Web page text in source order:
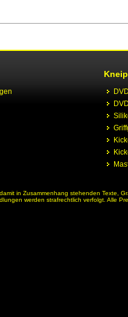
in Zusammenhang stehenden Texte,
werden strafrechtlich verfolgt. Alle